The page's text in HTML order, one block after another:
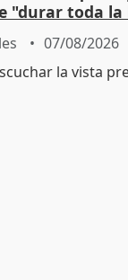
"durar toda
07/08/2026